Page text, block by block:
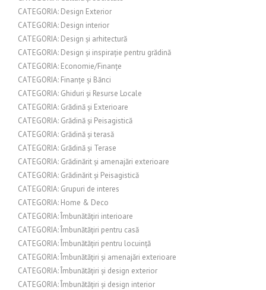
CATEGORIA: Design Exterior
CATEGORIA: Design interior
CATEGORIA: Design și arhitectură
CATEGORIA: Design și inspirație pentru grădină
CATEGORIA: Economie/Finanțe
CATEGORIA: Finanțe și Bănci
CATEGORIA: Ghiduri și Resurse Locale
CATEGORIA: Grădină și Exterioare
CATEGORIA: Grădină și Peisagistică
CATEGORIA: Grădină și terasă
CATEGORIA: Grădină și Terase
CATEGORIA: Grădinărit și amenajări exterioare
CATEGORIA: Grădinărit și Peisagistică
CATEGORIA: Grupuri de interes
CATEGORIA: Home & Deco
CATEGORIA: Îmbunătățiri interioare
CATEGORIA: Îmbunătățiri pentru casă
CATEGORIA: Îmbunătățiri pentru locuință
CATEGORIA: Îmbunătățiri și amenajări exterioare
CATEGORIA: Îmbunătățiri și design exterior
CATEGORIA: Îmbunătățiri și design interior